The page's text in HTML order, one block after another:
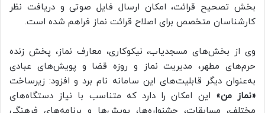
بخش تصحیح قرائت، امکان ارسال فایل صوتی و دریافت نظر
کارشناسان متخصص برای اصلاح قرائت نماز فراهم شده است.
وی از بخش‌های مسجدیاب، نیکوکاری، معارف نماز، پخش زنده
حرم‌های مطهر، مدیریت نماز و روزه قضا و پویش‌های عبادی
به‌عنوان دیگر قابلیت‌های این سامانه نام برد و افزود: زیرساخت
«نماز من» این امکان را دارد که متناسب با نیاز دستگاه‌های